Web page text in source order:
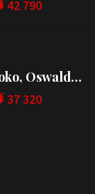
42 790
Oswald…
37 320